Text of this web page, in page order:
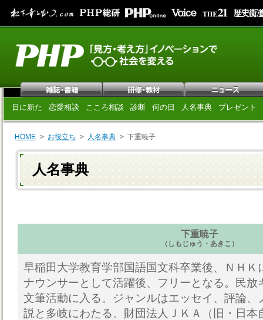
日に新た 恋愛相談 こころ相談 診断 何の日 人名事典 プレゼント
HOME お役立ち 人名事典 下重暁子
人名事典
下重暁子
（しもじゅう・あきこ）
早稲田大学教育学部国語国文科卒業後、ＮＨＫ
ナウンサーとして活躍後、フリーとなる。民放
文筆活動に入る。ジャンルはエッセイ、評論、
説と多岐にわたる。財団法人ＪＫＡ（旧・日本